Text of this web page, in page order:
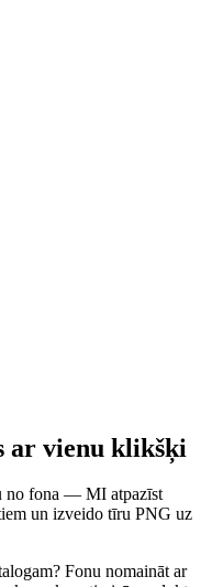
ar vienu klikšķi
no fona — MI atpazīst
un izveido tīru PNG uz
Fonu nomaināt ar